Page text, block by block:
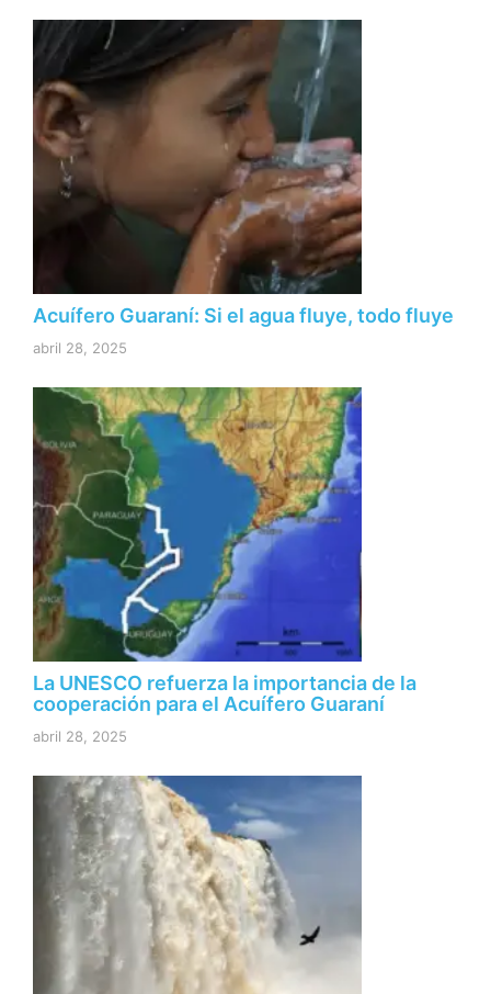
Acuífero Guaraní: Si el agua fluye, todo fluye
abril 28, 2025
La UNESCO refuerza la importancia de la
cooperación para el Acuífero Guaraní
abril 28, 2025